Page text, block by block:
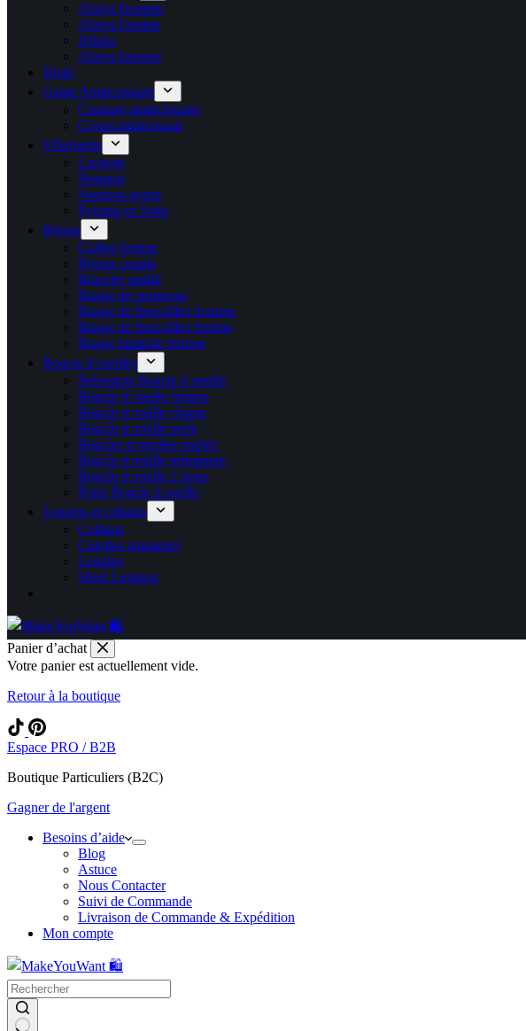
Abaya Homme
Abaya Femme
Jellaba
Abaya kimono
Hijab
Gaine Amincissante
Ceinture amincissante
Corset amincissant
Vêtements
Lingerie
Peignoir
Soutiens gorge
Pyjama en Satin
Bijoux
Collier femme
Bijoux couple
Bracelet amitié
Bague de promesse
Bague de fiançailles homme
Bague de fiançailles femme
Bague fantaisie femme
Boucle d’oreilles
Présentoir Boucle d oreille
Boucle d’oreille femme
Boucle d oreille chaine
Boucle d oreille perle
Boucles d oreilles mariée
Boucle d oreille grimpante
Boucle d oreille 2 trous
Porte Boucle d oreille
Leggins et collants
Collants
Culottes gainantes
Leggins
Short Legging
Panier d’achat
Votre panier est actuellement vide.
Retour à la boutique
Espace PRO / B2B
Boutique Particuliers (B2C)
Gagner de l'argent
Besoins d’aide
Blog
Astuce
Nous Contacter
Suivi de Commande
Livraison de Commande & Expédition
Mon compte